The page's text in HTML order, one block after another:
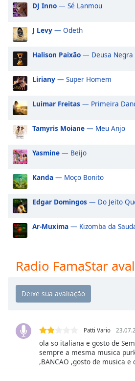
subtitles
settings,
opens
settings
dialog
subtitles
off
selected
Track
Picture-
in-
Picture
Fullscreen
This
modal
window.
dialog
window.
Escape
close
DJ Inno — Sé Lanmou
J Levy — Odeth
Halison Paixão — Deusa Negra
Liriany — Super Homem
Luimar Freitas — Primeira
Tamyris Moiane — Meu Anjo
Yasmine — Beijo
Kanda — Moço Bonito
Edgar Domingos — Do Jeito
Ar-Muxima — Kizomba da
Radio FamaStar
Patti Vario
ola so italiana e gosto de
sempre a mesma musica
,BANCAO ,gosto de musica